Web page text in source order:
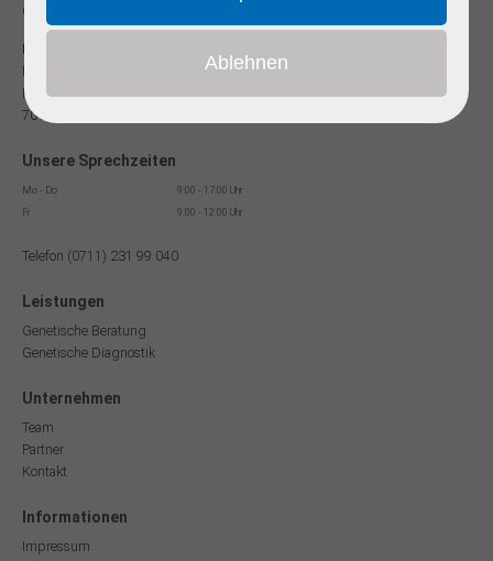
Onkogenetische Schwerpunktpraxis
Dr. med Robert Hering
Facharzt für Humangenetik
Reinsburgstr. 13
70178 Stuttgart
Unsere Sprechzeiten
Mo - Do
9:00 - 17:00 Uhr
Fr
9:00 - 12:00 Uhr
Telefon (0711) 231 99 040
Leistungen
Genetische Beratung
Genetische Diagnostik
Unternehmen
Team
Partner
Kontakt
Informationen
Impressum